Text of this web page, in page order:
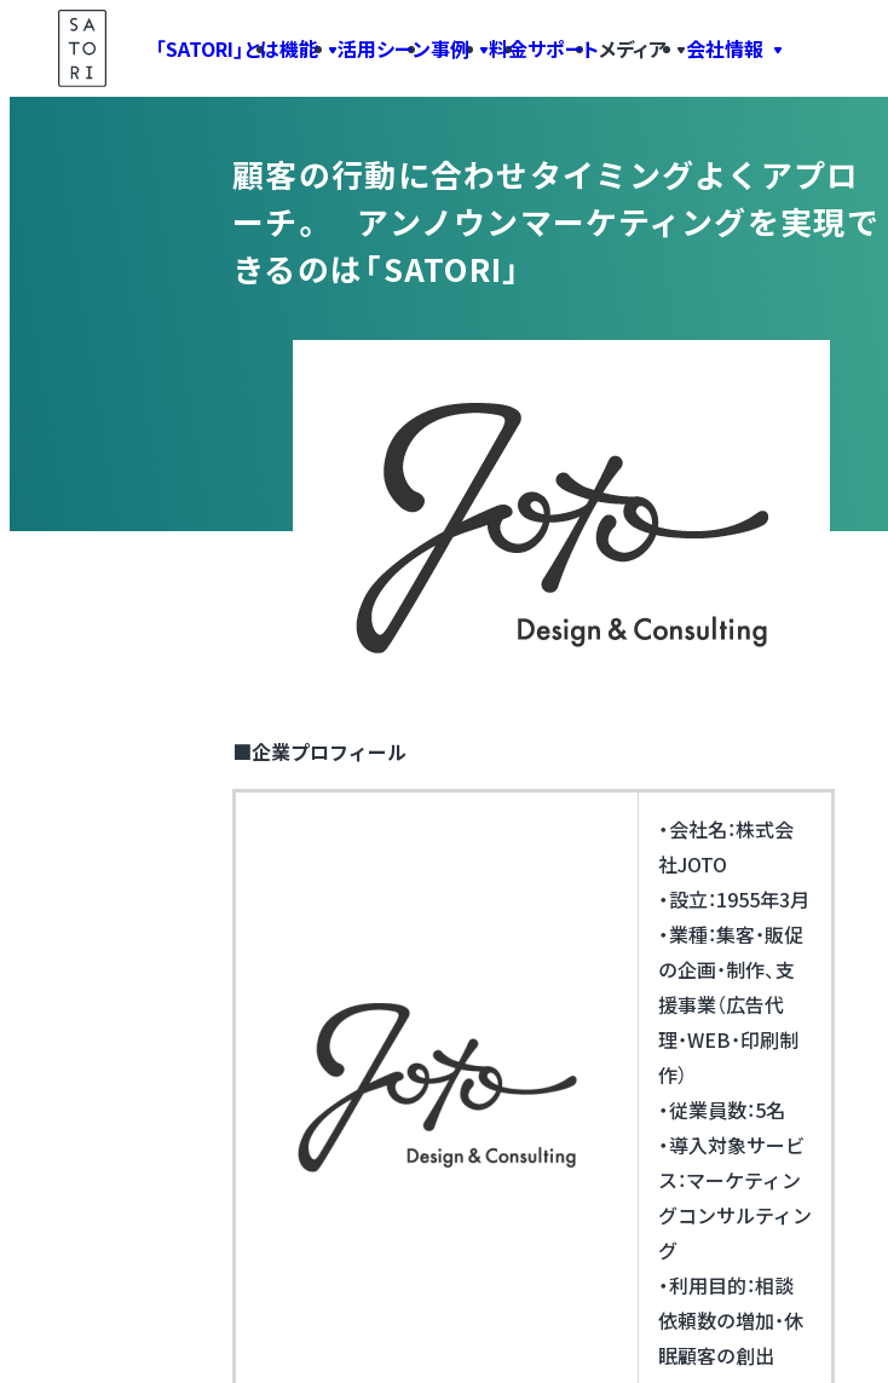
content
「SATORI」とは機能 活用シーン事例 料金サポートメディア 会社情報
顧客の行動に合わせタイミングよくアプロ
ーチ。 アンノウンマーケティングを実現で
きるのは「SATORI」
■企業プロフィール
・会社名：株式会
社JOTO
・設立：1955年3月
・業種：集客・販促
の企画・制作、支
援事業（広告代
理・WEB・印刷制
作）
・従業員数：5名
・導入対象サービ
ス：マーケティン
グコンサルティン
グ
・利用目的：相談
依頼数の増加・休
眠顧客の創出